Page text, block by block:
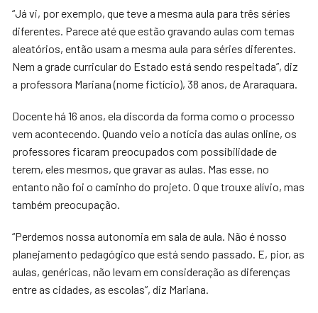
“Já vi, por exemplo, que teve a mesma aula para três séries
diferentes. Parece até que estão gravando aulas com temas
aleatórios, então usam a mesma aula para séries diferentes.
Nem a grade curricular do Estado está sendo respeitada”, diz
a professora Mariana (nome fictício), 38 anos, de Araraquara.
Docente há 16 anos, ela discorda da forma como o processo
vem acontecendo. Quando veio a notícia das aulas online, os
professores ficaram preocupados com possibilidade de
terem, eles mesmos, que gravar as aulas. Mas esse, no
entanto não foi o caminho do projeto. O que trouxe alívio, mas
também preocupação.
“Perdemos nossa autonomia em sala de aula. Não é nosso
planejamento pedagógico que está sendo passado. E, pior, as
aulas, genéricas, não levam em consideração as diferenças
entre as cidades, as escolas”, diz Mariana.